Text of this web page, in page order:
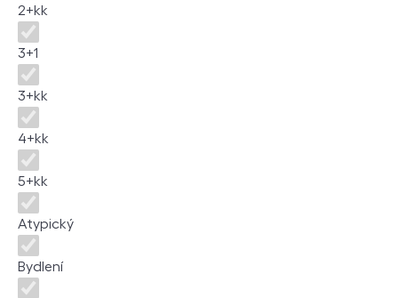
2+kk
3+1
3+kk
4+kk
5+kk
Atypický
Bydlení